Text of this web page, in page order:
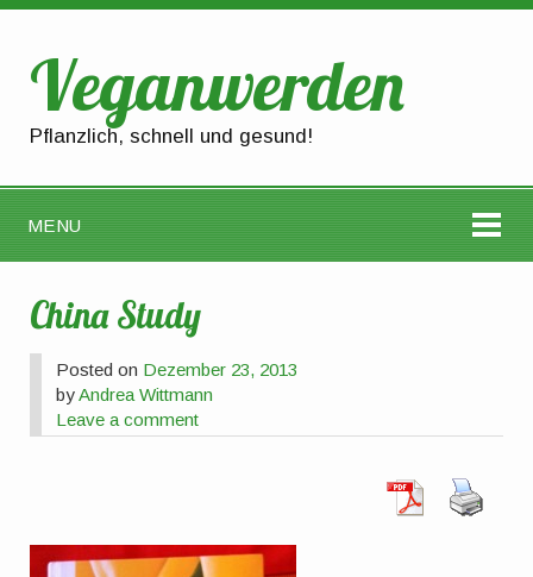
Veganwerden
Pflanzlich, schnell und gesund!
MENU
China Study
Posted on Dezember 23, 2013
byAndrea Wittmann
Leave a comment